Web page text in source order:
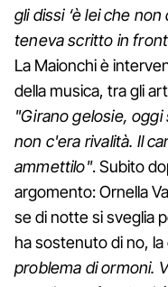
gli dissi ‘è lei che
teneva scritto in
La Maionchi è
della musica, tra gli
"Girano gelosie,
non c'era rivalità. Il
ammettilo". Subito
argomento: Ornella
se di notte si sveglia
ha sostenuto di no,
problema di ormoni.